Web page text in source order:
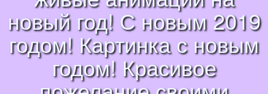
новый год! С новым 2019
годом! Картинка с новым
годом! Красивое